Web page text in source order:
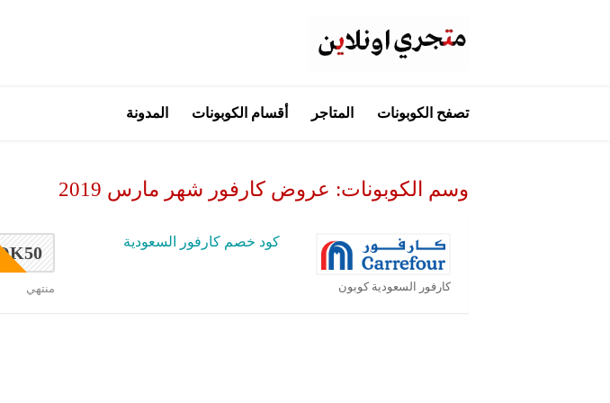
إلى
تصفح الكوبونات المتاجر أقسام الكوبونات المدونة
وسم الكوبونات: عروض كارفور شهر مارس 2019
كارفور السعودية كوبون
كود خصم كارفور السعودية
OK50
منتهي